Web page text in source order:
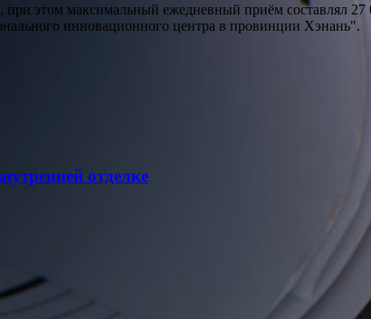
этом максимальный ежедневный приём составлял
инновационного центра в провинции Хэнань".
отделке